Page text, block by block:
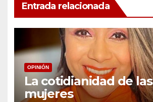
Entrada relacionada
OPINIÓN
La cotidianidad de las
mujeres